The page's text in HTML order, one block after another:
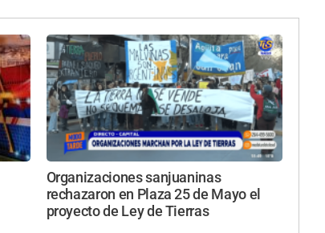
Organizaciones sanjuaninas
rechazaron en Plaza 25 de Mayo el
proyecto de Ley de Tierras